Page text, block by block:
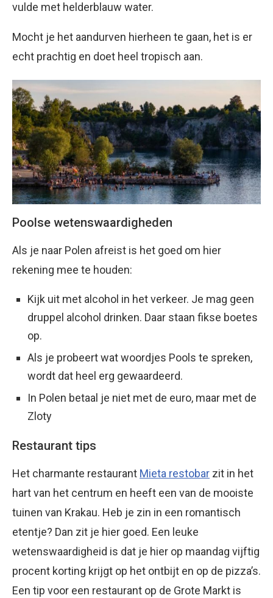
vulde met helderblauw water.
Mocht je het aandurven hierheen te gaan, het is er
echt prachtig en doet heel tropisch aan.
Poolse wetenswaardigheden
Als je naar Polen afreist is het goed om hier
rekening mee te houden:
Kijk uit met alcohol in het verkeer. Je mag geen
druppel alcohol drinken. Daar staan fikse boetes
op.
Als je probeert wat woordjes Pools te spreken,
wordt dat heel erg gewaardeerd.
In Polen betaal je niet met de euro, maar met de
Zloty
Restaurant tips
Het charmante restaurant Mieta restobar zit in het
hart van het centrum en heeft een van de mooiste
tuinen van Krakau. Heb je zin in een romantisch
etentje? Dan zit je hier goed. Een leuke
wetenswaardigheid is dat je hier op maandag vijftig
procent korting krijgt op het ontbijt en op de pizza’s.
Een tip voor een restaurant op de Grote Markt is